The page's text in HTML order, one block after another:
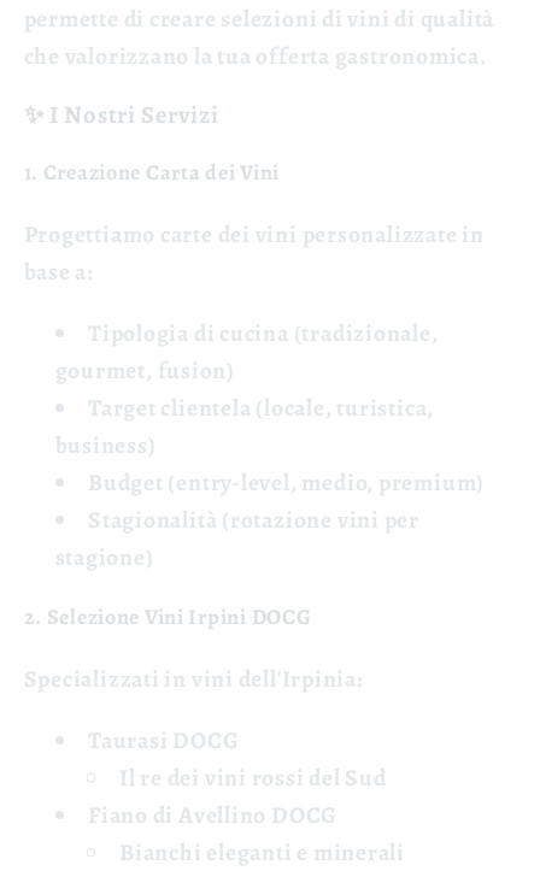
permette di creare selezioni di vini di qualità
che valorizzano la tua offerta gastronomica.
✨ I Nostri Servizi
1. Creazione Carta dei Vini
Progettiamo carte dei vini personalizzate in
base a:
Tipologia di cucina (tradizionale,
gourmet, fusion)
Target clientela(locale, turistica,
business)
Budget (entry-level, medio, premium)
Stagionalità(rotazione vini per
stagione)
2. Selezione Vini Irpini DOCG
Specializzati in vini dell'Irpinia:
Taurasi DOCG
Il re dei vini rossi del Sud
Fiano di Avellino DOCG
Bianchi eleganti e minerali